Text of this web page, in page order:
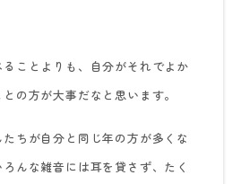
ことよりも、自分がそれでよか
の方が大事だなと思います。
ちが自分と同じ年の方が多くな
んな雑音には耳を貸さず、たく